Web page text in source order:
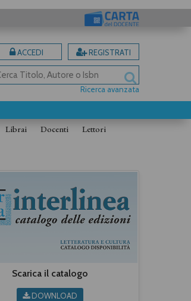
ACCEDI REGISTRATI
Ricerca avanzata
Librai Docenti Lettori
Scarica il catalogo
DOWNLOAD